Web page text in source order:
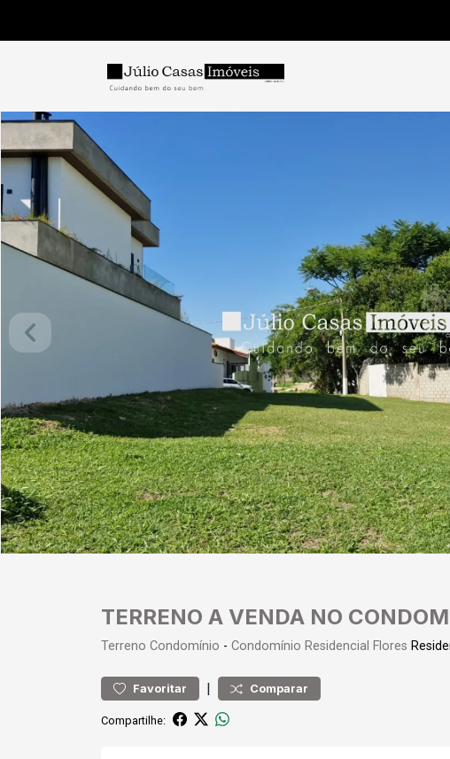
TERRENO A VENDA NO
Terreno Condomínio - Condomínio Residencial Flores
Favoritar | Comparar
Compartilhe: